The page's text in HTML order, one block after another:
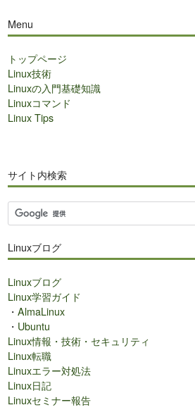
Menu
トップページ
Linux技術
Linuxの入門基礎知識
Linuxコマンド
Linux Tips
サイト内検索
サ
イ
内
索
Linuxブログ
Linuxブログ
Linux学習ガイド
・AlmaLinux
・ Ubuntu
Linux情報・技術・セキュリティ
Linux転職
Linuxエラー対処法
Linux日記
Linuxセミナー報告